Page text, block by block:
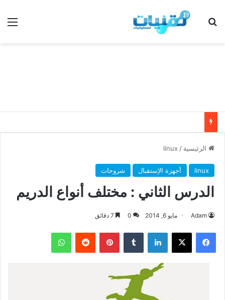
بحث عن
الرئيسية /
linux
linux أجهزة الإستقبال شروحات
الدرس الثاني : مختلف أنواع الدريم
Adam مايو 6, 2014 0
فيسبوك ‫X لينكدإن بينتيريست واتساب